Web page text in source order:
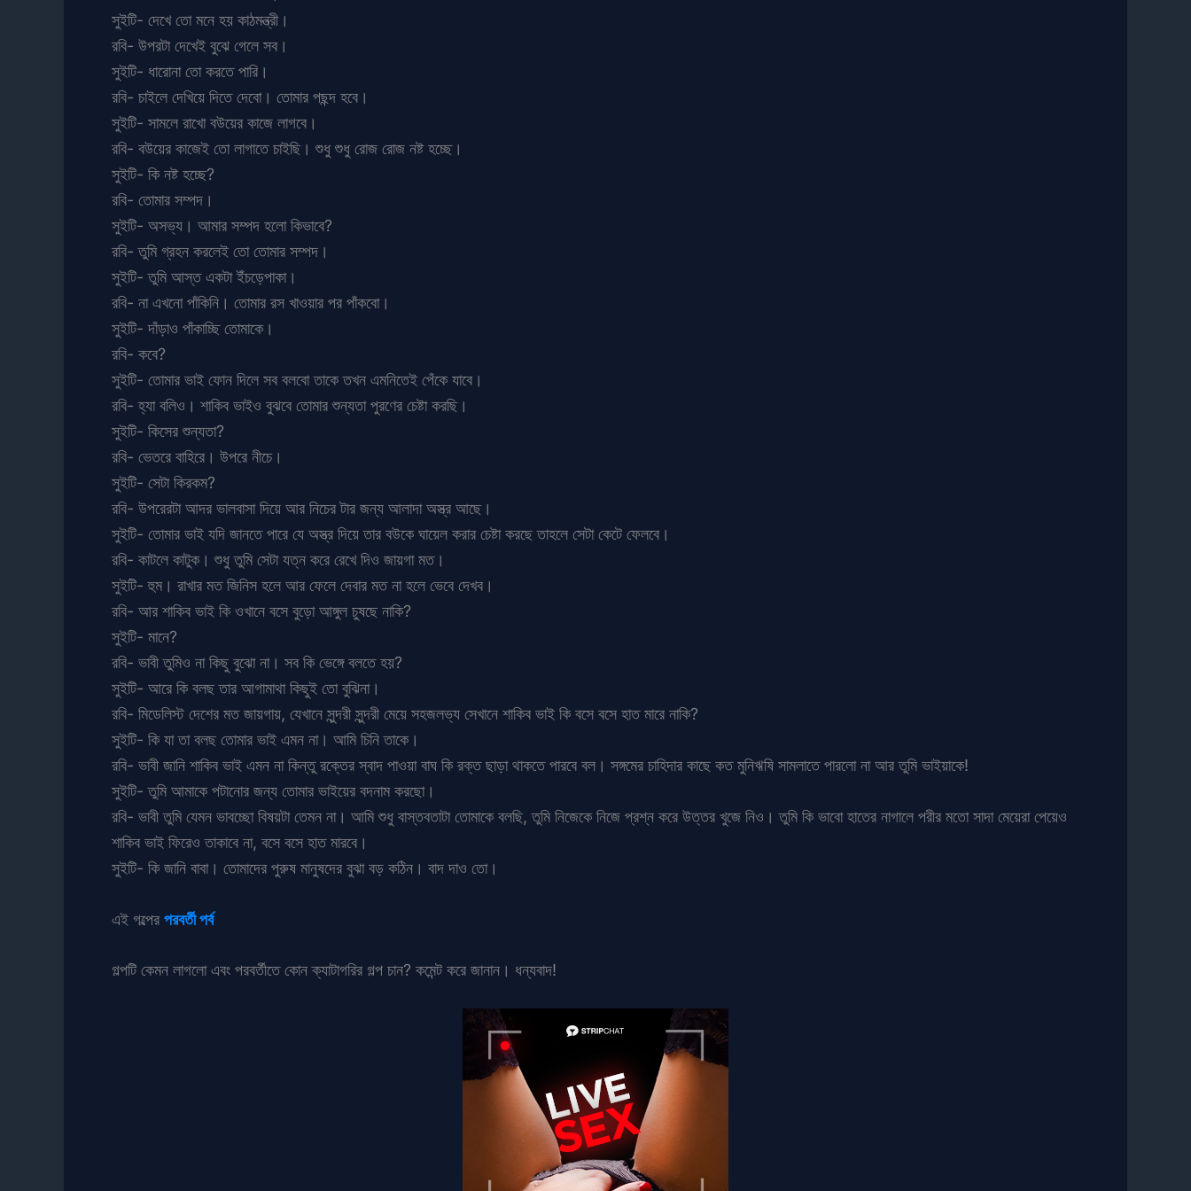
সুইটি- দেখে তো মনে হয় কাঠমন্ত্রী।
রবি- উপরটা দেখেই বুঝে গেলে সব।
সুইটি- ধারোনা তো করতে পারি।
রবি- চাইলে দেখিয়ে দিতে দেবো। তোমার পছন্দ হবে।
সুইটি- সামলে রাখো বউয়ের কাজে লাগবে।
রবি- বউয়ের কাজেই তো লাগাতে চাইছি। শুধু শুধু রোজ রোজ নষ্ট হচ্ছে।
সুইটি- কি নষ্ট হচ্ছে?
রবি- তোমার সম্পদ।
সুইটি- অসভ্য। আমার সম্পদ হলো কিভাবে?
রবি- তুমি গ্রহন করলেই তো তোমার সম্পদ।
সুইটি- তুমি আস্ত একটা ইঁচড়েপাকা।
রবি- না এখনো পাঁকিনি। তোমার রস খাওয়ার পর পাঁকবো।
সুইটি- দাঁড়াও পাঁকাচ্ছি তোমাকে।
রবি- কবে?
সুইটি- তোমার ভাই ফোন দিলে সব বলবো তাকে তখন এমনিতেই পেঁকে যাবে।
রবি- হ্যা বলিও। শাকিব ভাইও বুঝবে তোমার শুন্যতা পুরণের চেষ্টা করছি।
সুইটি- কিসের শুন্যতা?
রবি- ভেতরে বাহিরে। উপরে নীচে।
সুইটি- সেটা কিরকম?
রবি- উপরেরটা আদর ভালবাসা দিয়ে আর নিচের টার জন্য আলাদা অস্ত্র আছে।
সুইটি- তোমার ভাই যদি জানতে পারে যে অস্ত্র দিয়ে তার বউকে ঘায়েল করার চেষ্টা করছে তাহলে সেটা কেটে ফেলবে।
রবি- কাটলে কাটুক। শুধু তুমি সেটা যত্ন করে রেখে দিও জায়গা মত।
সুইটি- হুম। রাখার মত জিনিস হলে আর ফেলে দেবার মত না হলে ভেবে দেখব।
রবি- আর শাকিব ভাই কি ওখানে বসে বুড়ো আঙ্গুল চুষছে নাকি?
সুইটি- মানে?
রবি- ভাবী তুমিও না কিছু বুঝো না। সব কি ভেঙ্গে বলতে হয়?
সুইটি- আরে কি বলছ তার আগামাথা কিছুই তো বুঝিনা।
রবি- মিডেলিস্ট দেশের মত জায়গায়, যেখানে সুন্দরী সুন্দরী মেয়ে সহজলভ্য সেখানে শাকিব ভাই কি বসে বসে হাত মারে নাকি?
সুইটি- কি যা তা বলছ তোমার ভাই এমন না। আমি চিনি তাকে।
রবি- ভাবী জানি শাকিব ভাই এমন না কিন্তু রক্তের স্বাদ পাওয়া বাঘ কি রক্ত ছাড়া থাকতে পারবে বল। সঙ্গমের চাহিদার কাছে কত মুনিঋষি সামলাতে পারলো না আর তুমি ভাইয়াকে!
সুইটি- তুমি আমাকে পটানোর জন্য তোমার ভাইয়ের বদনাম করছো।
রবি- ভাবী তুমি যেমন ভাবচ্ছো বিষয়টা তেমন না। আমি শুধু বাস্তবতাটা তোমাকে বলছি, তুমি নিজেকে নিজে প্রশ্ন করে উত্তর খুজে নিও। তুমি কি ভাবো হাতের নাগালে পরীর মতো সাদা মেয়েরা পেয়েও
শাকিব ভাই ফিরেও তাকাবে না, বসে বসে হাত মারবে।
সুইটি- কি জানি বাবা। তোমাদের পুরুষ মানুষদের বুঝা বড় কঠিন। বাদ দাও তো।
এই গল্পের পরবর্তী পর্ব
গল্পটি কেমন লাগলো এবং পরবর্তীতে কোন ক্যাটাগরির গল্প চান? কমেন্ট করে জানান। ধন্যবাদ!